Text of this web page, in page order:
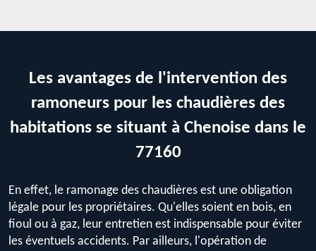
Les avantages de l'intervention des
ramoneurs pour les chaudières des
habitations se situant à Chenoise dans le
77160
En effet, le ramonage des chaudières est une obligation
légale pour les propriétaires. Qu'elles soient en bois, en
fioul ou à gaz, leur entretien est indispensable pour éviter
les éventuels accidents. Par ailleurs, l'opération de